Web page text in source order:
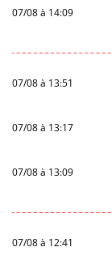
07/08 à 14:09
07/08 à 13:51
07/08 à 13:17
07/08 à 13:09
07/08 à 12:41